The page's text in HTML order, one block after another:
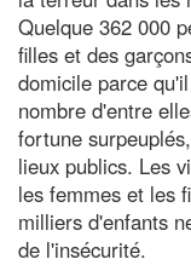
Quelque 362 000
filles et des
domicile parce
nombre d'entre
fortune
lieux publics. Les
les femmes et les
milliers d'enfants
de l'insécurité.